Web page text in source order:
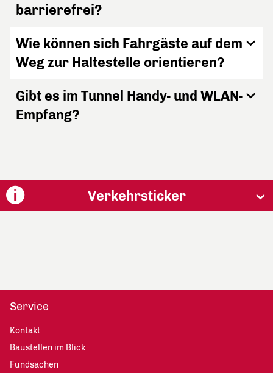
barrierefrei?
Wie können sich Fahrgäste auf dem
Weg zur Haltestelle orientieren?
Gibt es im Tunnel Handy- und WLAN-
Empfang?
Verkehrsticker
Service
Kontakt
Baustellen im Blick
Fundsachen